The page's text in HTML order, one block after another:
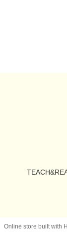
Online store built with